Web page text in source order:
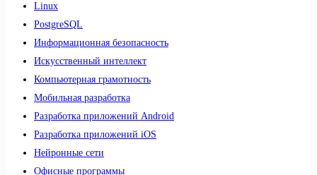
Linux
PostgreSQL
Информационная безопасность
Искусственный интеллект
Компьютерная грамотность
Мобильная разработка
Разработка приложений Android
Разработка приложений iOS
Нейронные сети
Офисные программы